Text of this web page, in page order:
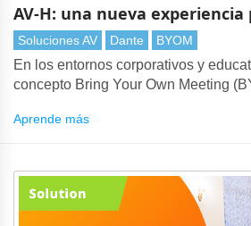
AV-H: una nueva experiencia
reuniones y aulas
Soluciones AV Dante BYOM
En los entornos corporativos y
concepto Bring Your Own Meeting
las reuniones híbridas, las soluciones
Aprende más